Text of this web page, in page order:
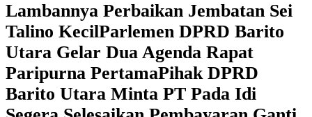
Lambannya Perbaikan Jembatan Sei
Talino KecilParlemen DPRD Barito
Utara Gelar Dua Agenda Rapat
Paripurna PertamaPihak DPRD
Barito Utara Minta PT Pada Idi